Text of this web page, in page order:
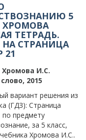
5
ХРОМОВА
ТЕТРАДЬ.
НА СТРАНИЦА
21
Хромова И.С.
2015
вариант решения из
(ГДЗ): Страница
предмету
за 5 класс,
Хромова И.С..